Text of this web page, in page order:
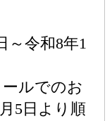
～令和8年1
ルでのお
5日より順